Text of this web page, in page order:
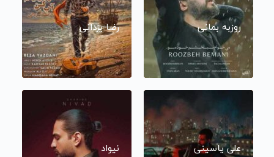
روزبه بمانی رضا یزدانی
علی یاسینی نیواد